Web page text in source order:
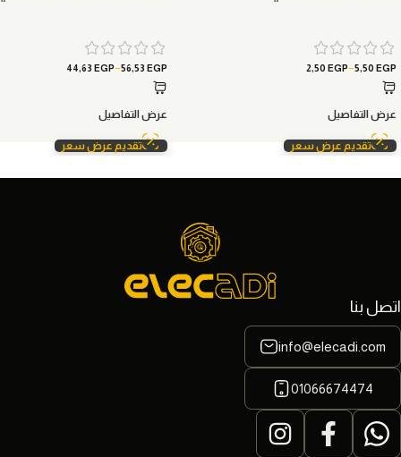
2,50 EGP–5,50 EGP
عرض التفاصيل
تقديم عرض سعر
44,63 EGP–56,53 EGP
عرض التفاصيل
تقديم عرض سعر
اتصل بنا
info@elecadi.com
01066674474